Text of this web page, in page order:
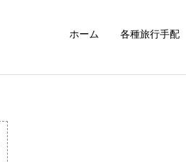
ホーム 各種旅行手配